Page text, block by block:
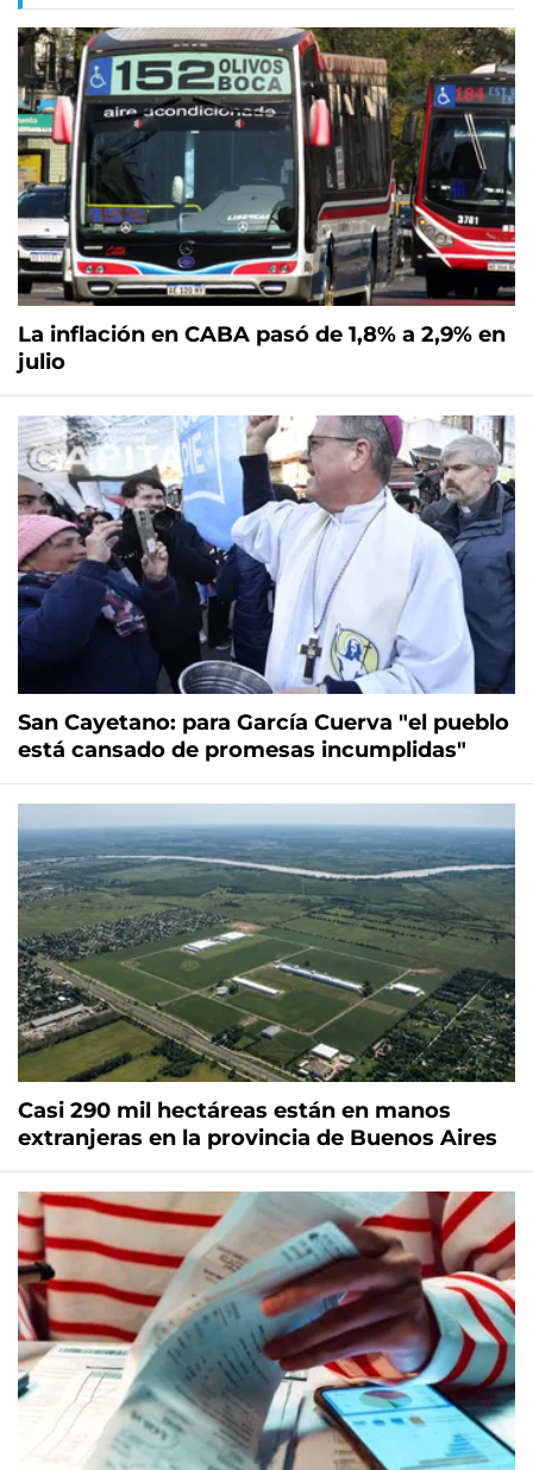
La inflación en CABA pasó de 1,8% a 2,9% en
julio
San Cayetano: para García Cuerva "el pueblo
está cansado de promesas incumplidas"
Casi 290 mil hectáreas están en manos
extranjeras en la provincia de Buenos Aires